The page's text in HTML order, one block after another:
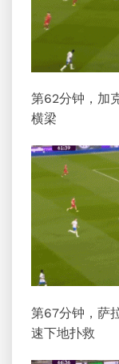
第62分钟，加
横梁
第67分钟，萨
速下地扑救